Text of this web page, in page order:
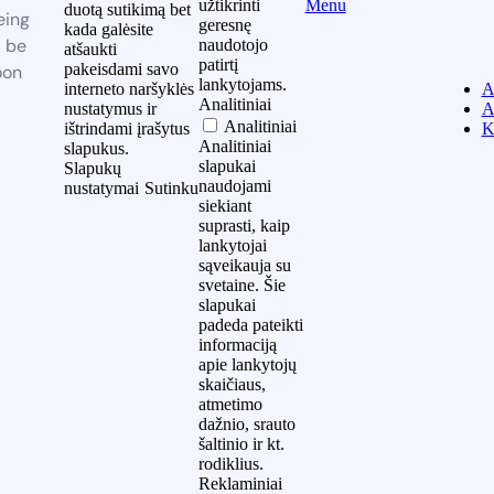
be
duotą sutikimą bet
kada galėsite
atšaukti
pakeisdami savo
interneto naršyklės
nustatymus ir
ištrindami įrašytus
slapukus.
Slapukų
nustatymai Sutinku
užtikrinti
geresnę
naudotojo
patirtį
lankytojams.
Analitiniai
Analitiniai
Analitiniai
slapukai
naudojami
siekiant
suprasti, kaip
lankytojai
sąveikauja su
svetaine. Šie
slapukai
padeda pateikti
informaciją
apie lankytojų
skaičiaus,
atmetimo
dažnio, srauto
šaltinio ir kt.
rodiklius.
Reklaminiai